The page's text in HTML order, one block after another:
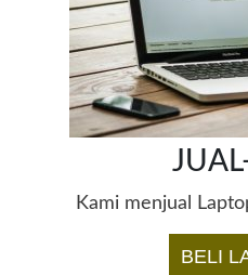
Kami menjual
BELI